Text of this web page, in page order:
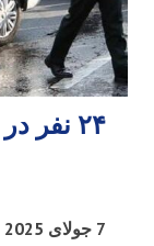
۲۴ نفر در اردبیل بازداشت شدند
7 جولای 2025 13:48